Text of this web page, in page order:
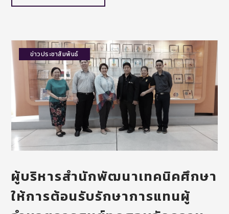
ข่าวประชาสัมพันธ์
ผู้บริหารสำนักพัฒนาเทคนิคศึกษา
ให้การต้อนรับรักษาการแทนผู้